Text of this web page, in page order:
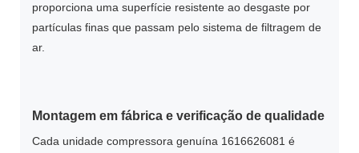
proporciona uma superfície resistente ao desgaste por
partículas finas que passam pelo sistema de filtragem de
ar.
Montagem em fábrica e verificação de qualidade
Cada unidade compressora genuína 1616626081 é